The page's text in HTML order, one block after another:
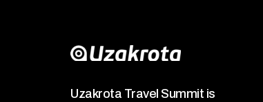
Uzakrota Travel Summit is